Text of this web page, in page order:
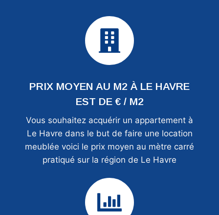
PRIX MOYEN AU M2 À LE HAVRE
EST DE € / M2
Vous souhaitez acquérir un appartement à
Le Havre dans le but de faire une location
meublée voici le prix moyen au mètre carré
pratiqué sur la région de Le Havre